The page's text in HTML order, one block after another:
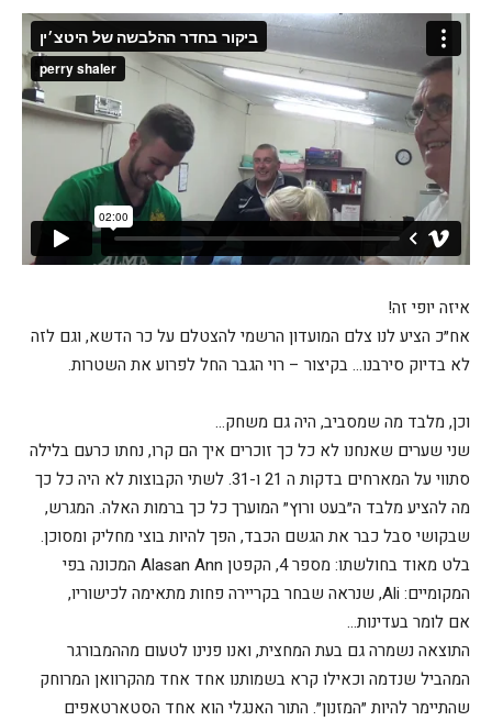
איזה יופי זה!
אח״כ הציע לנו צלם המועדון הרשמי להצטלם על כר הדשא, וגם לזה
לא בדיוק סירבנו… בקיצור – רוי הגבר החל לפרוע את השטרות.
וכן, מלבד מה שמסביב, היה גם משחק…
שני שערים שאנחנו לא כל כך זוכרים איך הם קרו, נחתו כרעם בלילה
סתווי על המארחים בדקות ה 21 ו-31. לשתי הקבוצות לא היה כל כך
מה להציע מלבד ה״בעט ורוץ״ המוערך כל כך ברמות האלה. המגרש,
שבקושי סבל כבר את הגשם הכבד, הפך להיות בוצי מחליק ומסוכן.
בלט מאוד בחולשתו: מספר 4, הקפטן Alasan Ann המכונה בפי
המקומיים: Ali, שנראה שבחר בקריירה פחות מתאימה לכישוריו,
אם לומר בעדינות…
התוצאה נשמרה גם בעת המחצית, ואנו פנינו לטעום מההמבורגר
המהביל שנדמה וכאילו קרא בשמותנו אחד אחד מהקרוואן המרוחק
שהתיימר להיות ״המזנון״. התור האנגלי הוא אחד הסטארטאפים